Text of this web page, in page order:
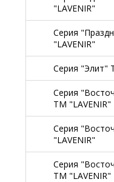
"LAVENIR"
Серия
"LAVENIR"
Серия "Элит"
Серия
TM "LAVENIR"
Серия
"LAVENIR"
Серия
TM "LAVENIR"